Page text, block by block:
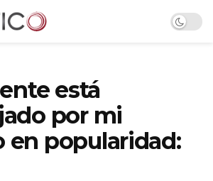
está
por mi
en popularidad: